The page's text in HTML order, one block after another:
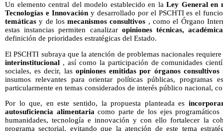
Un elemento central del modelo establecido en la Ley General en
Tecnologías e Innovacióny desarrollado por el PSCHTI es el
temáticas y de losmecanismos consultivos , como el Órgano
estas instancias permiten canalizar opiniones técnicas,
definición de prioridades estratégicas del Estado.
El PSCHTI subraya que la atención de problemas nacionales
interinstitucional , así como la participación de comunidades
sociales, es decir, las opiniones emitidas por órganos consultivos
insumos relevantes para orientar políticas públicas, programas
particularmente en temas considerados de interés público nacional,
Por lo que, en este sentido, la propuesta planteada es
autosuficiencia alimentariacomo parte de los ejes
humanidades, tecnología e innovación y con ello fortalecer la
programa sectorial, evitando que la atención de este tema